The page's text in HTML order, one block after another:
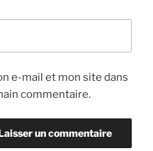
e-mail et mon site dans
commentaire.